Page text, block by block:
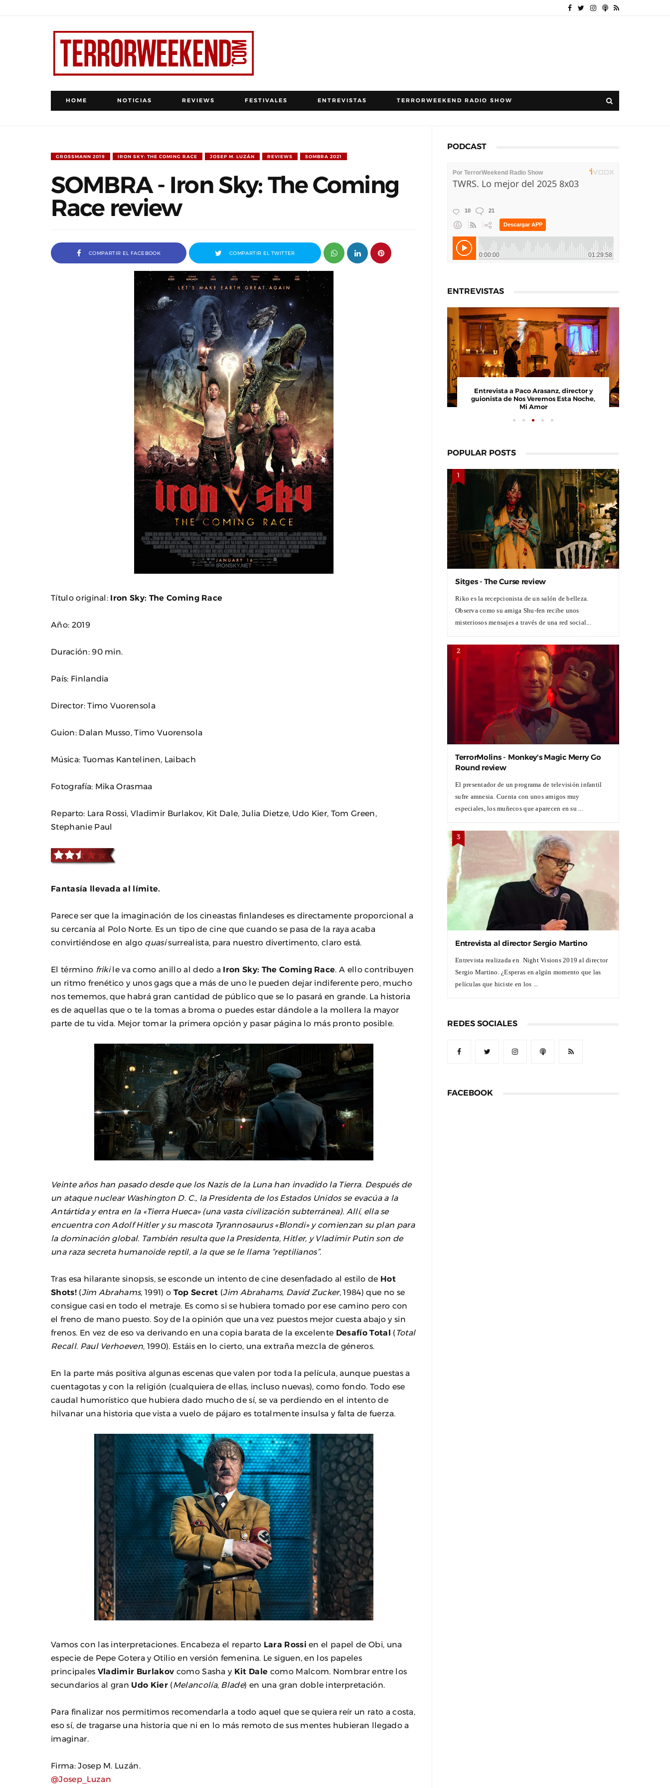
HOME NOTICIAS REVIEWS FESTIVALES ENTREVISTAS TERRORWEEKEND RADIO SHOW
GROSSMANN 2019 IRON SKY: THE COMING RACE JOSEP M. LUZÁN REVIEWS SOMBRA 2021
SOMBRA - Iron Sky: The Coming
Race review
COMPARTIR EL FACEBOOK COMPARTIR EL TWITTER
Título original: Iron Sky: The Coming Race
Año: 2019
Duración: 90 min.
País: Finlandia
Director: Timo Vuorensola
Guion: Dalan Musso, Timo Vuorensola
Música: Tuomas Kantelinen, Laibach
Fotografía: Mika Orasmaa
Reparto: Lara Rossi, Vladimir Burlakov, Kit Dale, Julia Dietze, Udo Kier, Tom Green,
Stephanie Paul
Fantasía llevada al límite.
Parece ser que la imaginación de los cineastas finlandeses es directamente proporcional a
su cercanía al Polo Norte. Es un tipo de cine que cuando se pasa de la raya acaba
convirtiéndose en algo quasisurrealista, para nuestro divertimento, claro está.
El término frikile va como anillo al dedo a Iron Sky: The Coming Race . A ello contribuyen
un ritmo frenético y unos gags que a más de uno le pueden dejar indiferente pero, mucho
nos tememos, que habrá gran cantidad de público que se lo pasará en grande. La historia
es de aquellas que o te la tomas a broma o puedes estar dándole a la mollera la mayor
parte de tu vida. Mejor tomar la primera opción y pasar página lo más pronto posible.
Veinte años han pasado desde que los Nazis de la Luna han invadido la Tierra. Después de
un ataque nuclear Washington D. C., la Presidenta de los Estados Unidos se evacúa a la
Antártida y entra en la «Tierra Hueca» (una vasta civilización subterránea). Allí, ella se
encuentra con Adolf Hitler y su mascota Tyrannosaurus «Blondi» y comienzan su plan para
la dominación global. También resulta que la Presidenta, Hitler, y Vladímir Putin son de
una raza secreta humanoide reptil, a la que se le llama “reptilianos”.
Tras esa hilarante sinopsis, se esconde un intento de cine desenfadado al estilo de Hot
Shots!(Jim Abrahams, 1991) o Top Secret (Jim Abrahams, David Zucker, 1984) que no se
consigue casi en todo el metraje. Es como si se hubiera tomado por ese camino pero con
el freno de mano puesto. Soy de la opinión que una vez puestos mejor cuesta abajo y sin
frenos. En vez de eso va derivando en una copia barata de la excelente Desafío Total (Total
Recall. Paul Verhoeven , 1990). Estáis en lo cierto, una extraña mezcla de géneros.
En la parte más positiva algunas escenas que valen por toda la película, aunque puestas a
cuentagotas y con la religión (cualquiera de ellas, incluso nuevas), como fondo. Todo ese
caudal humorístico que hubiera dado mucho de sí, se va perdiendo en el intento de
hilvanar una historia que vista a vuelo de pájaro es totalmente insulsa y falta de fuerza.
Vamos con las interpretaciones. Encabeza el reparto Lara Rossi en el papel de Obi, una
especie de Pepe Gotera y Otilio en versión femenina. Le siguen, en los papeles
principales Vladimir Burlakov como Sasha y Kit Dale como Malcom. Nombrar entre los
secundarios al gran Udo Kier (Melancolía, Blade) en una gran doble interpretación.
Para finalizar nos permitimos recomendarla a todo aquel que se quiera reír un rato a costa,
eso sí, de tragarse una historia que ni en lo más remoto de sus mentes hubieran llegado a
imaginar.
Firma: Josep M. Luzán.
@Josep_Luzan
PODCAST
ENTREVISTAS
Entrevista a Javier Rueda, organizador
del Madd Film Market
Entrevista a Ivana Baquero, premio
Serial Killer en el Sombra Madrid 2026
Entrevista a Álvaro Pita, director del
cortometraje Ortega
POPULAR POSTS
Sitges - The Curse review
Riko es la recepcionista de un salón de belleza.
Observa como su amiga Shu-fen recibe unos
misteriosos mensajes a través de una red social...
TerrorMolins - Monkey's Magic Merry Go
Round review
El presentador de un programa de televisión infantil
sufre amnesia. Cuenta con unos amigos muy
especiales, los muñecos que aparecen en su ...
Entrevista al director Sergio Martino
Entrevista realizada en Night Visions 2019 al director
Sergio Martino. ¿Esperas en algún momento que las
películas que hiciste en los ...
REDES SOCIALES
FACEBOOK